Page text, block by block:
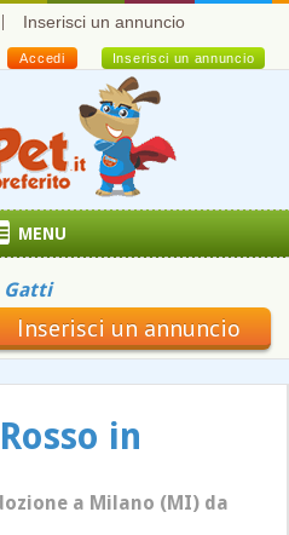
Inserisci un annuncio
Inserisci un annuncio
Accedi
MENU
Gatti
Inserisci un annuncio
in
a Milano (MI) da